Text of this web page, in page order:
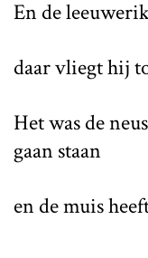
En de
daar vliegt hij
Het was de
gaan staan
en de muis